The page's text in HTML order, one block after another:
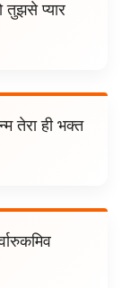
तुझसे प्यार
तेरा ही भक्त